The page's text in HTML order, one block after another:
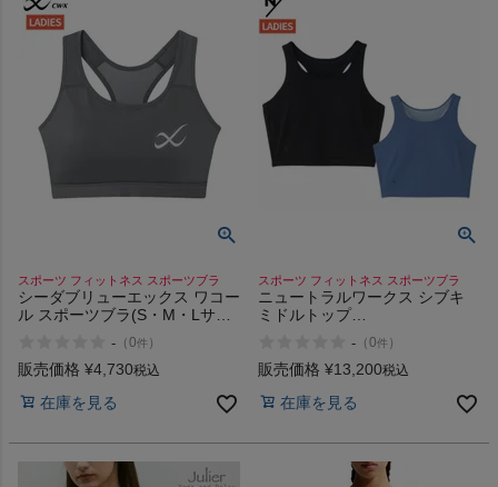
スポーツ フィットネス スポーツブラ
シーダブリューエックス ワコー
ル スポーツブラ(S・M・Lサイ
- （0件 ）
販売価格 ¥4,730税込
在庫を見る
スポーツ フィットネス スポーツブラ
ニュートラルワークス シブキ
ミドルトップ
MIDDLE TOP- （0件 ）
販売価格 ¥13,200税込
在庫を見る